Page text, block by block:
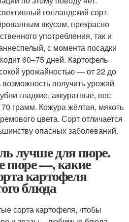
голландский сорт.
вкусом, прекрасно
употребления, так и
с момента посадки
60–75 дней. Картофель
урожайностью — от 22 до
возможность получить урожай
гладкие, аккуратные, вес
грамм. Кожура жёлтая, мякоть
цвета. Сорт отличается
опасных заболеваний.
лучше для пюре.
пюре —, какие
картофеля
блюда
сорта картофеля, чтобы